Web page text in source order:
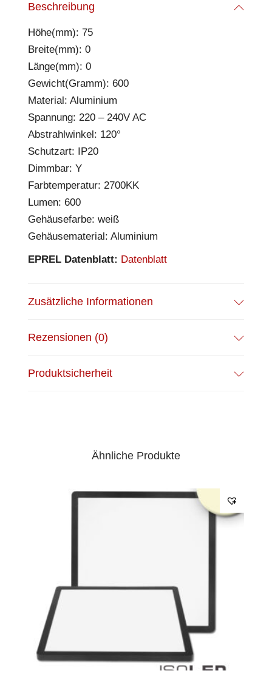
Beschreibung
Höhe(mm): 75
Breite(mm): 0
Länge(mm): 0
Gewicht(Gramm): 600
Material: Aluminium
Spannung: 220 – 240V AC
Abstrahlwinkel: 120°
Schutzart: IP20
Dimmbar: Y
Farbtemperatur: 2700KK
Lumen: 600
Gehäusefarbe: weiß
Gehäusematerial: Aluminium
EPREL Datenblatt: Datenblatt
Zusätzliche Informationen
Rezensionen (0)
Produktsicherheit
Ähnliche Produkte